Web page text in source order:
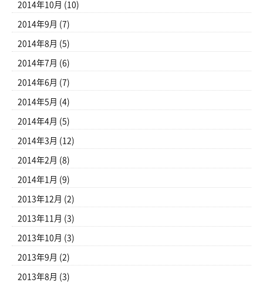
2014年10月 (10)
2014年9月 (7)
2014年8月 (5)
2014年7月 (6)
2014年6月 (7)
2014年5月 (4)
2014年4月 (5)
2014年3月 (12)
2014年2月 (8)
2014年1月 (9)
2013年12月 (2)
2013年11月 (3)
2013年10月 (3)
2013年9月 (2)
2013年8月 (3)